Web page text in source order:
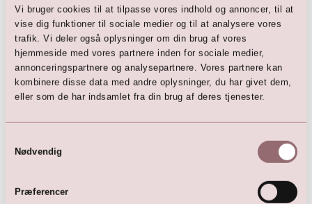
Vi bruger cookies til at tilpasse vores indhold og annoncer, til at
vise dig funktioner til sociale medier og til at analysere vores
trafik. Vi deler også oplysninger om din brug af vores
hjemmeside med vores partnere inden for sociale medier,
annonceringspartnere og analysepartnere. Vores partnere kan
kombinere disse data med andre oplysninger, du har givet dem,
eller som de har indsamlet fra din brug af deres tjenester.
Nødvendig
Præferencer
Satin Snøreliv & Loops (sæt)
299,00 DKK
Foret Tyl Underskørt - Lille A-
749,00 DKK